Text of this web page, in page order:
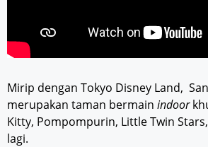
Mirip dengan Tokyo Disney Land,
merupakan taman bermain indoor
Kitty, Pompompurin, Little Twin
lagi.